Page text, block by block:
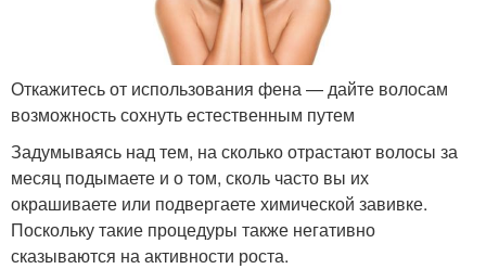
Откажитесь от использования фена — дайте волосам
возможность сохнуть естественным путем
Задумываясь над тем, на сколько отрастают волосы за
месяц подымаете и о том, сколь часто вы их
окрашиваете или подвергаете химической завивке.
Поскольку такие процедуры также негативно
сказываются на активности роста.